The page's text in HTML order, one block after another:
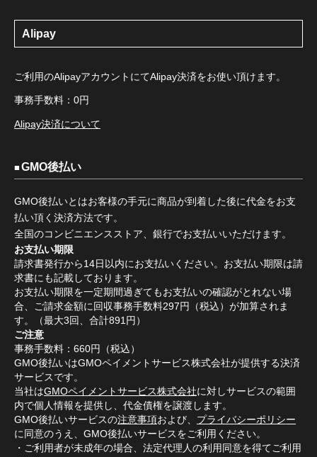
Alipay
ご利用のAlipayアカウントにてAlipay決済をお使い頂けます。
事務手数料：0円
Alipay決済について
GMO後払い
GMO後払いとはお客様の手元に商品が到着した後に代金をお支
払い頂く決済方法です。
全国のコンビニエンスストア、銀行でお支払いいただけます。
お支払い期限
請求書発行から14日以内にお支払いください。お支払い期限は請
求書にも記載しております。
お支払い期限を一定期間過ぎてもお支払いの確認がとれない場
合、ご請求金額に回収事務手数料297円（税込）が加算されま
す。（最大3回、合計891円）
ご注意
事務手数料：660円（税込）
GMO後払いはGMOペイメントサービス株式会社が提供する決済
サービスです。
当社はGMOペイメントサービス株式会社に対しサービスの範囲
内で個人情報を提供し、代金債権を譲渡します。
GMO後払いサービスの注意事項および、 プライバシーポリシー
に同意のうえ、GMO後払いサービスをご利用ください。
・ご利用者が未成年の場合、法定代理人の利用同意を得てご利用